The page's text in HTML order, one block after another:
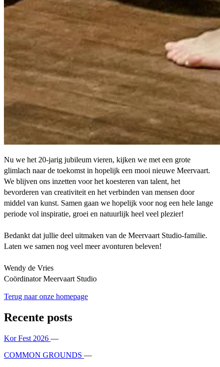
Nu we het 20-jarig jubileum vieren, kijken we met een grote
glimlach naar de toekomst in hopelijk een mooi nieuwe Meervaart.
We blijven ons inzetten voor het koesteren van talent, het
bevorderen van creativiteit en het verbinden van mensen door
middel van kunst. Samen gaan we hopelijk voor nog een hele lange
periode vol inspiratie, groei en natuurlijk heel veel plezier!
Bedankt dat jullie deel uitmaken van de Meervaart Studio-familie.
Laten we samen nog veel meer avonturen beleven!
Wendy de Vries
Coördinator Meervaart Studio
Terug naar onze homepage
Recente posts
Kor Fest 2026 —
COMMON GROUNDS —